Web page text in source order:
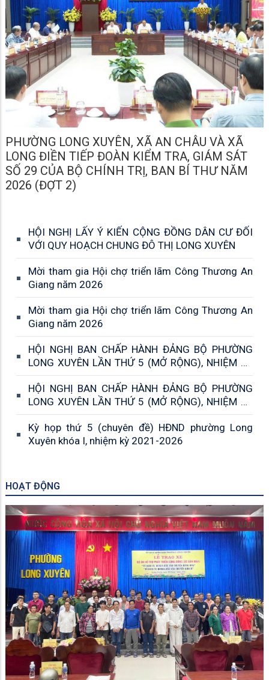
PHƯỜNG LONG XUYÊN, XÃ AN CHÂU VÀ XÃ
LONG ĐIỀN TIẾP ĐOÀN KIỂM TRA, GIÁM SÁT
SỐ 29 CỦA BỘ CHÍNH TRỊ, BAN BÍ THƯ NĂM
2026 (ĐỢT 2)
HỘI NGHỊ LẤY Ý KIẾN CỘNG ĐỒNG DÂN CƯ ĐỐI
VỚI QUY HOẠCH CHUNG ĐÔ THỊ LONG XUYÊN
Mời tham gia Hội chợ triển lãm Công Thương An
Giang năm 2026
Mời tham gia Hội chợ triển lãm Công Thương An
Giang năm 2026
HỘI NGHỊ BAN CHẤP HÀNH ĐẢNG BỘ PHƯỜNG
LONG XUYÊN LẦN THỨ 5 (MỞ RỘNG), NHIỆM KỲ
2025-2030
HỘI NGHỊ BAN CHẤP HÀNH ĐẢNG BỘ PHƯỜNG
LONG XUYÊN LẦN THỨ 5 (MỞ RỘNG), NHIỆM KỲ
2025-2030
Kỳ họp thứ 5 (chuyên đề) HĐND phường Long
Xuyên khóa I, nhiệm kỳ 2021-2026
HOẠT ĐỘNG